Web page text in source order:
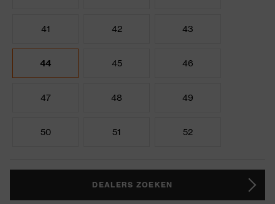
41 42 43
44 45 46
47 48 49
50 51 52
DEALERS ZOEKEN